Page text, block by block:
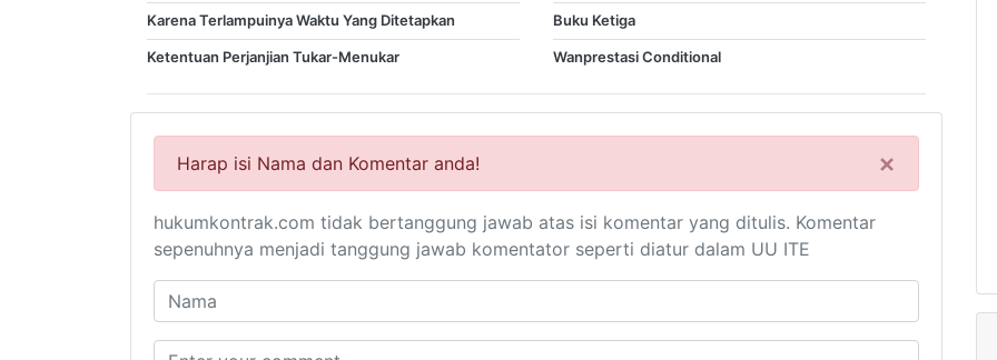
Karena Terlampuinya Waktu Yang Ditetapkan
Ketentuan Perjanjian Tukar-Menukar
Buku Ketiga
Wanprestasi Conditional
×
Harap isi Nama dan Komentar anda!
hukumkontrak.com tidak bertanggung jawab atas isi komentar yang ditulis. Komentar
sepenuhnya menjadi tanggung jawab komentator seperti diatur dalam UU ITE